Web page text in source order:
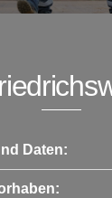
Daten: